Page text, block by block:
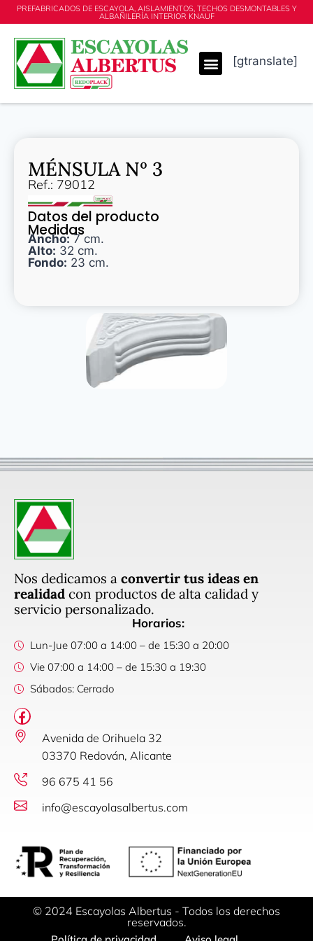
PREFABRICADOS DE ESCAYOLA, AISLAMIENTOS, TECHOS DESMONTABLES Y
ALBAÑILERÍA INTERIOR KNAUF
[gtranslate]
MÉNSULA Nº 3
Ref.: 79012
Datos del producto
Medidas
Ancho:7 cm.
Alto: 32 cm.
Fondo: 23 cm.
Nos dedicamos a convertir tus ideas en
realidad con productos de alta calidad y
servicio personalizado.
Horarios:
Lun-Jue 07:00 a 14:00 – de 15:30 a 20:00
Vie 07:00 a 14:00 – de 15:30 a 19:30
Sábados: Cerrado
Avenida de Orihuela 32
03370 Redován, Alicante
96 675 41 56
info@escayolasalbertus.com
© 2024 Escayolas Albertus - Todos los derechos
reservados.